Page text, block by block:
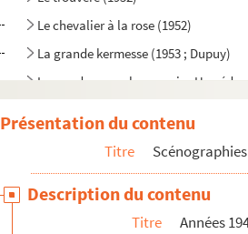
Le chevalier à la rose (1952)
La grande kermesse (1953 ; Dupuy)
Les rendez-vous bourgeois ; Une
Le portrait de Don Philippe (1954 ;
Rose et Colas (1954 ; Beckmans)
Présentation du contenu
Titre
Description du contenu
Titre Années